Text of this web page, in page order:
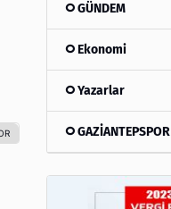
GÜNDEM
Ekonomi
Yazarlar
GAZİANTEPSPOR